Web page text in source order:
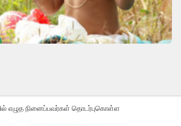
எழுத நினைப்பவர்கள் தொடர்புகொள்ள